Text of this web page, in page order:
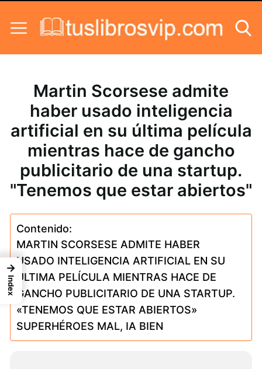
Martin Scorsese admite
haber usado inteligencia
artificial en su última película
mientras hace de gancho
publicitario de una startup.
"Tenemos que estar abiertos"
Contenido:
MARTIN SCORSESE ADMITE HABER
USADO INTELIGENCIA ARTIFICIAL EN SU
ÚLTIMA PELÍCULA MIENTRAS HACE DE
GANCHO PUBLICITARIO DE UNA STARTUP.
«TENEMOS QUE ESTAR ABIERTOS»
SUPERHÉROES MAL, IA BIEN
→
Index